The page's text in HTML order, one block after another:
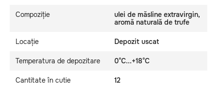
Compoziție
ulei de măsline extravirgin,
aromă naturală de trufe
Locație Depozit uscat
Temperatura de depozitare 0°C...+18°C
Cantitate în cutie 12